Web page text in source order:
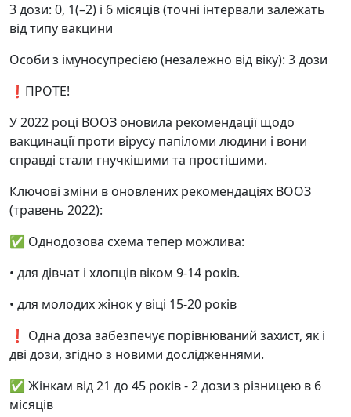
3 дози: 0, 1(–2) і 6 місяців (точні інтервали залежать
від типу вакцини
Особи з імуносупресією (незалежно від віку): 3 дози
❗️ПРОТЕ!
У 2022 році ВООЗ оновила рекомендації щодо
вакцинації проти вірусу папіломи людини і вони
справді стали гнучкішими та простішими.
Ключові зміни в оновлених рекомендаціях ВООЗ
(травень 2022):
✅ Однодозова схема тепер можлива:
• для дівчат і хлопців віком 9-14 років.
• для молодих жінок у віці 15-20 років
❗ Одна доза забезпечує порівнюваний захист, як і
дві дози, згідно з новими дослідженнями.
✅ Жінкам від 21 до 45 років - 2 дози з різницею в 6
місяців